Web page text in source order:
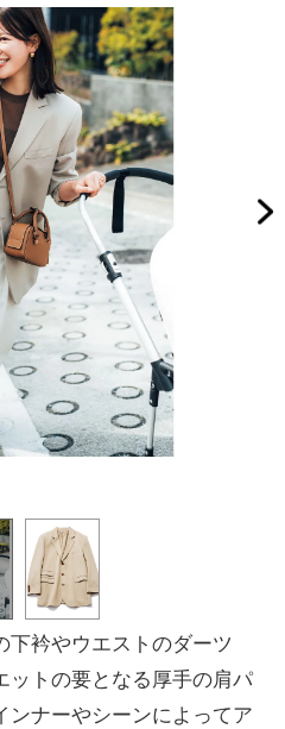
下衿やウエストのダーツ
ットの要となる厚手の肩パ
ンナーやシーンによってア